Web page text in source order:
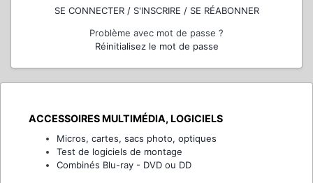
SE CONNECTER / S'INSCRIRE / SE RÉABONNER
Problème avec mot de passe ?
Réinitialisez le mot de passe
ACCESSOIRES MULTIMÉDIA, LOGICIELS
Micros, cartes, sacs photo, optiques
Test de logiciels de montage
Combinés Blu-ray - DVD ou DD